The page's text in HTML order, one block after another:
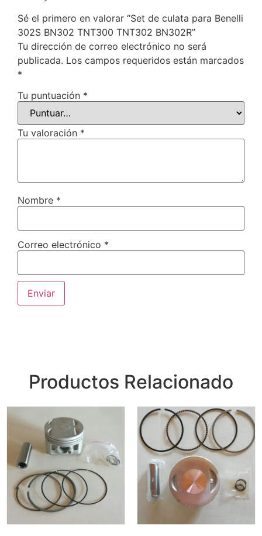
Sé el primero en valorar “Set de culata para Benelli
302S BN302 TNT300 TNT302 BN302R”
Tu dirección de correo electrónico no será
publicada. Los campos requeridos están marcados
*
Tu puntuación *
Tu valoración *
Nombre *
Correo electrónico *
Productos Relacionado